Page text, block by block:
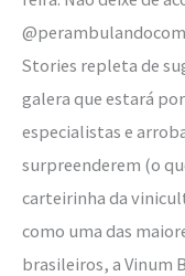
Stories repleta de
galera que estará
especialistas e
surpreenderem (o
carteirinha da
como uma das
brasileiros, a Vinum